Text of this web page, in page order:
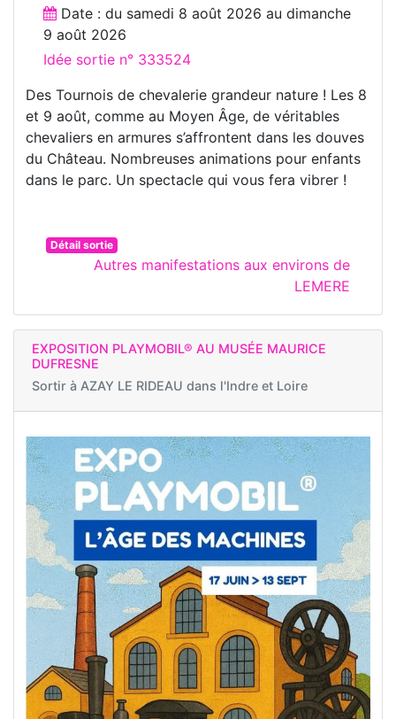
Date : du samedi 8 août 2026 au dimanche
9 août 2026
Idée sortie n° 333524
Des Tournois de chevalerie grandeur nature ! Les 8
et 9 août, comme au Moyen Âge, de véritables
chevaliers en armures s’affrontent dans les douves
du Château. Nombreuses animations pour enfants
dans le parc. Un spectacle qui vous fera vibrer !
Détail sortie
Autres manifestations aux environs de
LEMERE
EXPOSITION PLAYMOBIL® AU MUSÉE MAURICE
DUFRESNE
Sortir à AZAY LE RIDEAU dans l'Indre et Loire